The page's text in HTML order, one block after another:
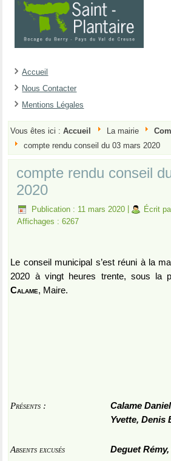
Accueil
Nous Contacter
Mentions Légales
Vous êtes ici :Accueil La mairie
compte rendu conseil du 03 mars 2020
compte rendu conseil
2020
Publication : 11 mars 2020 Écrit
Affichages : 6267
Le conseil municipal s’est réuni à la
2020 à vingt heures trente, sous la
Calame, Maire.
Présents :
Calame
Yvette, Denis
Absents excusés Deguet